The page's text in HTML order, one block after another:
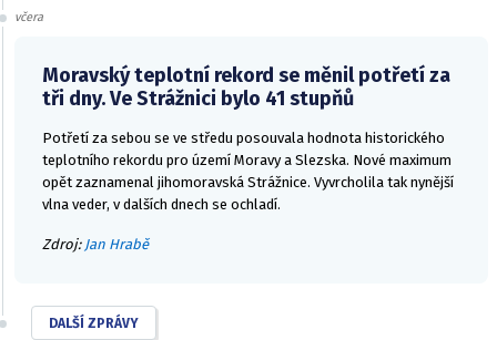
včera
Moravský teplotní rekord se měnil potřetí za
tři dny. Ve Strážnici bylo 41 stupňů
Potřetí za sebou se ve středu posouvala hodnota historického
teplotního rekordu pro území Moravy a Slezska. Nové maximum
opět zaznamenal jihomoravská Strážnice. Vyvrcholila tak nynější
vlna veder, v dalších dnech se ochladí.
Zdroj: Jan Hrabě
DALŠÍ ZPRÁVY